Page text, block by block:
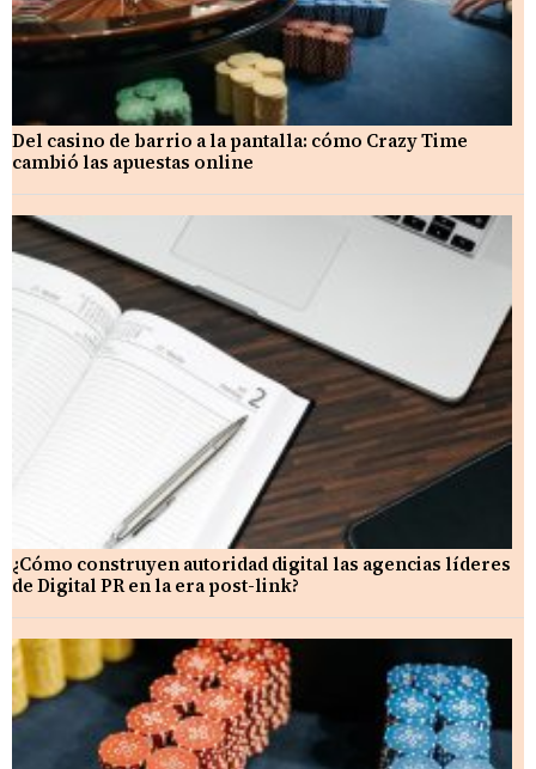
Del casino de barrio a la pantalla: cómo Crazy Time
cambió las apuestas online
¿Cómo construyen autoridad digital las agencias líderes
de Digital PR en la era post-link?